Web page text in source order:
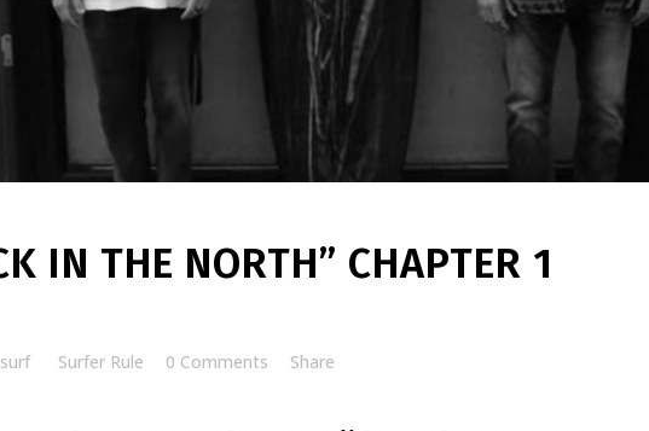
IN THE NORTH” CHAPTER 1
Surfer Rule 0 Comments Share